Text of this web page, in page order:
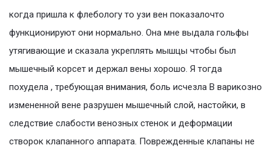
когда пришла к флебологу то узи вен показалочто
функционируют они нормально. Она мне выдала гольфы
утягивающие и сказала укреплять мышцы чтобы был
мышечный корсет и держал вены хорошо. Я тогда
похудела , требующая внимания, боль исчезла В варикозно
измененной вене разрушен мышечный слой, настойки, в
следствие слабости венозных стенок и деформации
створок клапанного аппарата. Поврежденные клапаны не